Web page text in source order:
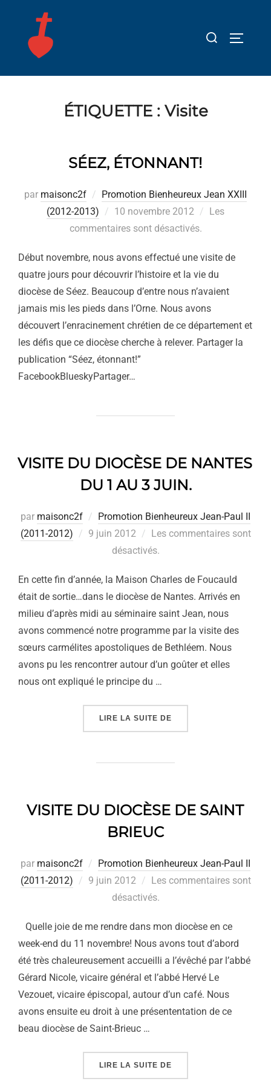
contenu
Rechercher :
ÉTIQUETTE : Visite
SÉEZ, ÉTONNANT!
par maisonc2f
Promotion Bienheureux Jean XXIII
(2012-2013)
Publié
le
10 novembre 2012
Les
commentaires sont désactivés.
Début novembre, nous avons effectué une visite de
quatre jours pour découvrir l’histoire et la vie du
diocèse de Séez. Beaucoup d’entre nous n’avaient
jamais mis les pieds dans l’Orne. Nous avons
découvert l’enracinement chrétien de ce département et
les défis que ce diocèse cherche à relever. Partager la
publication “Séez, étonnant!”
FacebookBlueskyPartager…
VISITE DU DIOCÈSE DE NANTES
DU 1 AU 3 JUIN.
par maisonc2f
Promotion Bienheureux Jean-Paul II
(2011-2012)
Publié
9 juin 2012
Les commentaires sont
désactivés.
En cette fin d’année, la Maison Charles de Foucauld
était de sortie…dans le diocèse de Nantes. Arrivés en
milieu d’après midi au séminaire saint Jean, nous
avons commencé notre programme par la visite des
sœurs carmélites apostoliques de Bethléem. Nous
avons pu les rencontrer autour d’un goûter et elles
nous ont expliqué le principe du …
LIRE LA SUITE DE
VISITE DU DIOCÈSE DE SAINT
BRIEUC
par maisonc2f
Promotion Bienheureux Jean-Paul II
(2011-2012)
Publié
9 juin 2012
Les commentaires sont
désactivés.
Quelle joie de me rendre dans mon diocèse en ce
week-end du 11 novembre! Nous avons tout d’abord
été très chaleureusement accueilli a l’évêché par l’abbé
Gérard Nicole, vicaire général et l’abbé Hervé Le
Vezouet, vicaire épiscopal, autour d’un café. Nous
avons ensuite eu droit à une présententation de ce
beau diocèse de Saint-Brieuc …
LIRE LA SUITE DE